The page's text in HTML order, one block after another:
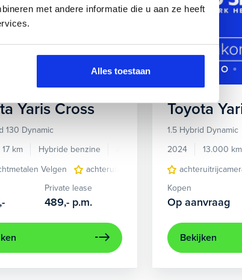
met andere informatie die u aan ze heeft
Alles toestaan
Apple Carplay/Android Auto Autonomous
Yaris Cross
130 Dynamic
17 km Hybride benzine
Velgen
achteruitrijcamera airco (automatisch)
Private lease
489,- p.m.
Toyota
1.5 Hybrid Dynamic
2024
13.000 km
Kopen
Op aanvraag
Bekijken